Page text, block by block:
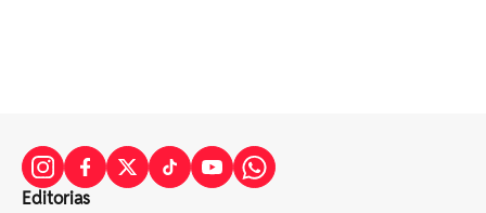
Editorias